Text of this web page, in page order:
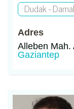
Dudak -
Adres
Alleben Mah.
Gaziantep